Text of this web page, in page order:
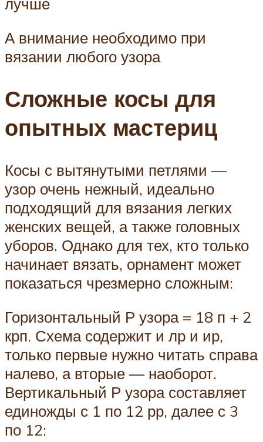
А внимание необходимо при
вязании любого узора
Сложные косы для
опытных мастериц
Косы с вытянутыми петлями —
узор очень нежный, идеально
подходящий для вязания легких
женских вещей, а также головных
уборов. Однако для тех, кто только
начинает вязать, орнамент может
показаться чрезмерно сложным:
Горизонтальный Р узора = 18 п + 2
крп. Схема содержит и лр и ир,
только первые нужно читать справа
налево, а вторые — наоборот.
Вертикальный Р узора составляет
единожды с 1 по 12 рр, далее с 3
по 12: